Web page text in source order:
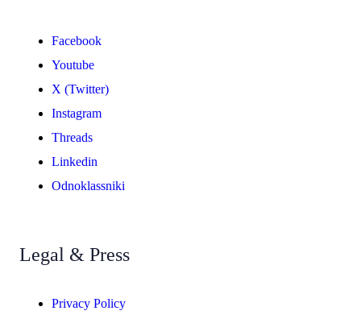
Facebook
Youtube
X (Twitter)
Instagram
Threads
Linkedin
Odnoklassniki
Legal & Press
Privacy Policy